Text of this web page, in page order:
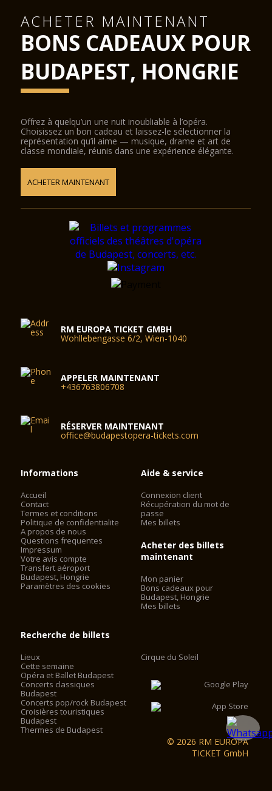
ACHETER MAINTENANT
BONS CADEAUX POUR
BUDAPEST, HONGRIE
Offrez à quelqu’un une nuit inoubliable à l’opéra.
Choisissez un bon cadeau et laissez-le sélectionner la
représentation qu’il aime — musique, drame et art de
classe mondiale, réunis dans une expérience élégante.
ACHETER MAINTENANT
RM EUROPA TICKET GMBH
Wohllebengasse 6/2, Wien-1040
APPELER MAINTENANT
+436763806708
RÉSERVER MAINTENANT
office@budapestopera-tickets.com
Informations
Accueil
Contact
Termes et conditions
Politique de confidentialite
A propos de nous
Questions frequentes
Impressum
Votre avis compte
Transfert aéroport
Budapest, Hongrie
Paramètres des cookies
Aide & service
Connexion client
Récupération du mot de
passe
Mes billets
Acheter des billets
maintenant
Mon panier
Bons cadeaux pour
Budapest, Hongrie
Mes billets
Recherche de billets
Lieux
Cette semaine
Opéra et Ballet Budapest
Concerts classiques
Budapest
Concerts pop/rock Budapest
Croisières touristiques
Budapest
Thermes de Budapest
Cirque du Soleil
© 2026 RM EUROPA
TICKET GmbH